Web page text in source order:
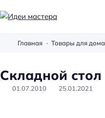
м
Главная Товары для дома
Складной стол
01.07.2010 25.01.2021